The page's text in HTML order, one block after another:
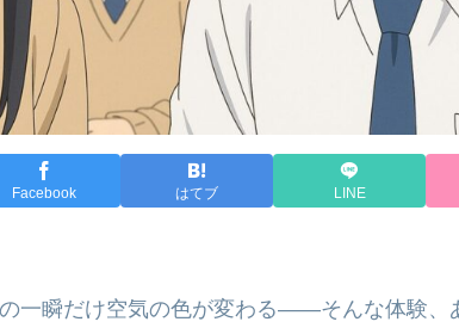
Facebook はてブ LINE
一瞬だけ空気の色が変わる——そんな体験、